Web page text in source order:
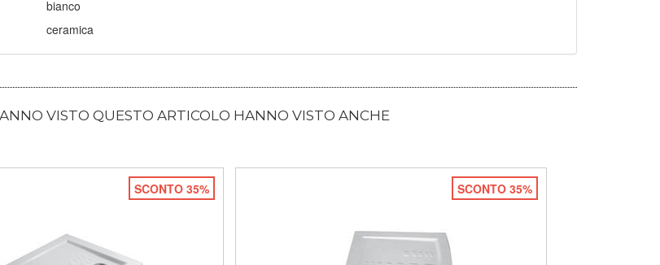
bianco
ceramica
VISTO QUESTO ARTICOLO HANNO VISTO ANCHE
SCONTO 35% SCONTO 35%